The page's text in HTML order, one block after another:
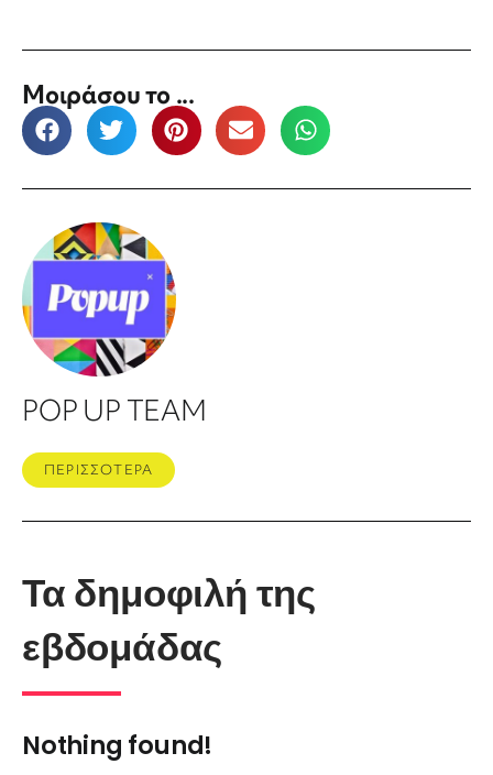
Μοιράσου το ...
POP UP TEAM
ΠΕΡΙΣΣΟΤΕΡΑ
Τα δημοφιλή της
εβδομάδας
Nothing found!